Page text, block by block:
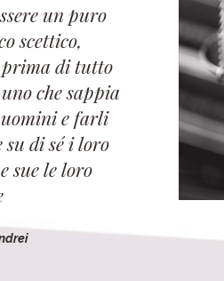
un puro
scettico,
prima di tutto
che sappia
e farli
su di sé i loro
sue le loro